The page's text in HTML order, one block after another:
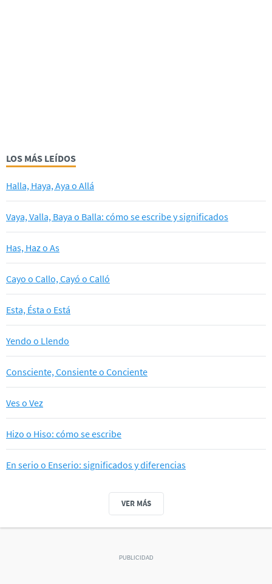
LOS MÁS LEÍDOS
Halla, Haya, Aya o Allá
Vaya, Valla, Baya o Balla: cómo se escribe y significados
Has, Haz o As
Cayo o Callo, Cayó o Calló
Esta, Ésta o Está
Yendo o Llendo
Consciente, Consiente o Conciente
Ves o Vez
Hizo o Hiso: cómo se escribe
En serio o Enserio: significados y diferencias
VER MÁS